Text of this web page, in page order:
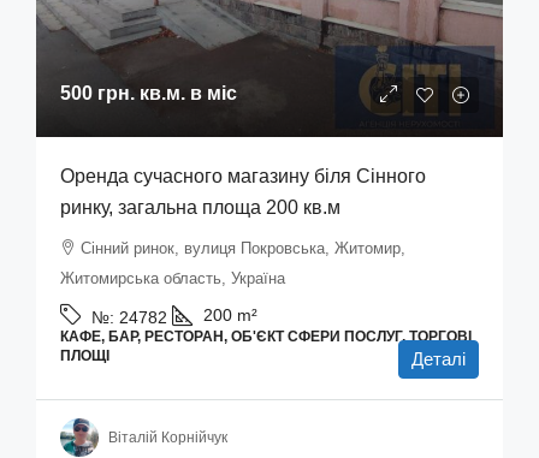
500 грн. кв.м. в міс
Оренда сучасного магазину біля Сінного
ринку, загальна площа 200 кв.м
Сінний ринок, вулиця Покровська, Житомир,
Житомирська область, Україна
№: 24782 200 m²
КАФЕ, БАР, РЕСТОРАН, ОБ'ЄКТ СФЕРИ ПОСЛУГ, ТОРГОВІ
ПЛОЩІ
Деталі
Віталій Корнійчук